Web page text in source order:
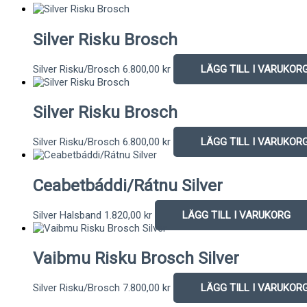
Silver Risku Brosch
Silver Risku/Brosch 6.800,00 kr LÄGG TILL I
Silver Risku Brosch
Silver Risku/Brosch 6.800,00 kr LÄGG TILL I
Ceabetbáddi/Rátnu Silver
Silver Halsband 1.820,00 kr LÄGG TILL I VARUKORG
Vaibmu Risku Brosch Silver
Silver Risku/Brosch 7.800,00 kr LÄGG TILL I